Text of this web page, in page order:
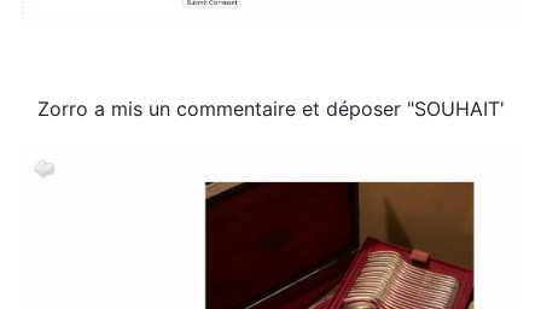
Zorro a mis un commentaire et déposer "SOUHAIT'